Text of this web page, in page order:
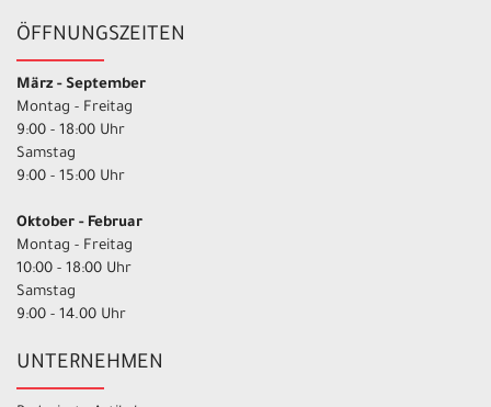
ÖFFNUNGSZEITEN
März - September
Montag - Freitag
9:00 - 18:00 Uhr
Samstag
9:00 - 15:00 Uhr
Oktober - Februar
Montag - Freitag
10:00 - 18:00 Uhr
Samstag
9:00 - 14.00 Uhr
UNTERNEHMEN